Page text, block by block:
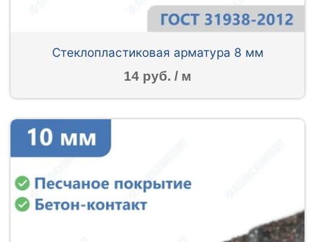
Стеклопластиковая арматура 8 мм
14 руб. / м